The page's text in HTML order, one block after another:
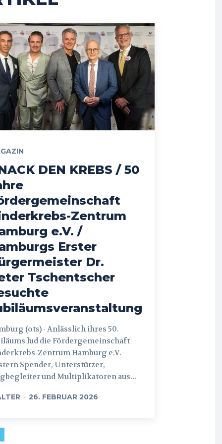
DEN KREBS / 50
Zentrum
e.V. /
Erster
Dr.
Tschentscher
(ots) - Anlässlich ihres 50.
lud die Fördergemeinschaft
Zentrum Hamburg e.V.
Spender, Unterstützer,
und Multiplikatoren aus...
- 26. FEBRUAR 2026